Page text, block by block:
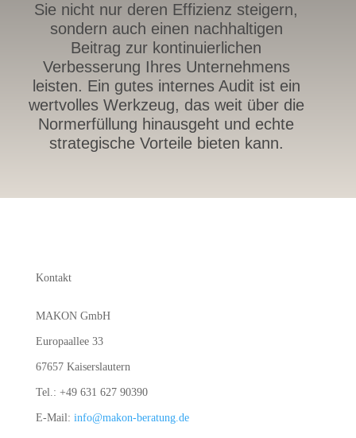
Sie nicht nur deren Effizienz steigern,
sondern auch einen nachhaltigen
Beitrag zur kontinuierlichen
Verbesserung Ihres Unternehmens
leisten. Ein gutes internes Audit ist ein
wertvolles Werkzeug, das weit über die
Normerfüllung hinausgeht und echte
strategische Vorteile bieten kann.
Kontakt
MAKON GmbH
Europaallee 33
67657 Kaiserslautern
Tel.: +49 631 627 90390
E-Mail: info@makon-beratung.de